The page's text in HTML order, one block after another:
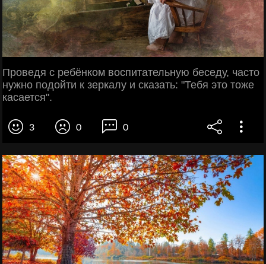
Проведя с ребёнком воспитательную беседу, часто
нужно подойти к зеркалу и сказать: "Тебя это тоже
касается".
3 0 0